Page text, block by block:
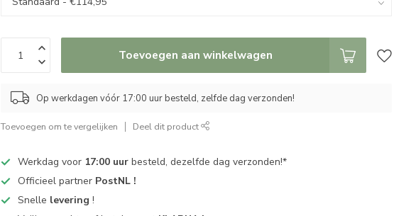
Toevoegen aan winkelwagen
Op werkdagen vóór 17:00 uur besteld, zelfde dag verzonden!
Toevoegen om te vergelijken Deel dit product
Werkdag voor 17:00 uur besteld, dezelfde dag verzonden!*
Officieel partner PostNL !
Snelle levering !